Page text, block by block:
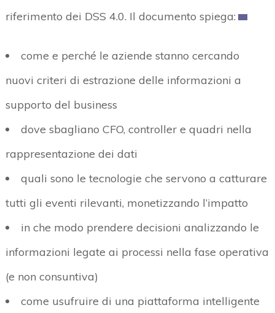
riferimento dei DSS 4.0. Il documento spiega:
come e perché le aziende stanno cercando
nuovi criteri di estrazione delle informazioni a
supporto del business
dove sbagliano CFO, controller e quadri nella
rappresentazione dei dati
quali sono le tecnologie che servono a catturare
tutti gli eventi rilevanti, monetizzando l’impatto
in che modo prendere decisioni analizzando le
informazioni legate ai processi nella fase operativa
(e non consuntiva)
come usufruire di una piattaforma intelligente